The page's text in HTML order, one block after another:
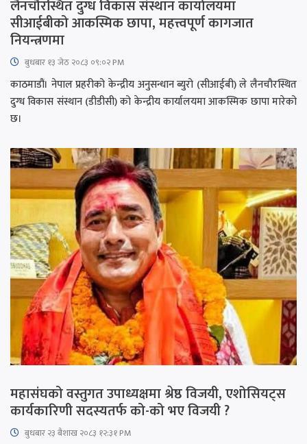
लैनचौरस्थित दुग्ध विकास संस्थान कार्यालयमा
सीआईबीको आकस्मिक छापा, महत्त्वपूर्ण कागजात
नियन्त्रणमा
बुधबार १३ जेठ २०८३ ०९:०२ PM
काठमाडौं। नेपाल प्रहरीको केन्द्रीय अनुसन्धान ब्युरो (सीआईबी) ले लैनचौरस्थित
दुग्ध विकास संस्थान (डीडीसी) को केन्द्रीय कार्यालयमा आकस्मिक छापा मारेको
छ।
महासंघको वस्तुगत उपाध्यक्षमा श्रेष्ठ विजयी, एशोसियट्स
कार्यकारिणी सदस्यतर्फ को-को भए विजयी ?
बुधबार २३ बैशाख २०८३ १२:३१ PM